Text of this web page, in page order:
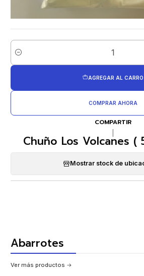
Cantidad
AGREGAR AL CARRO
COMPRAR AHORA
COMPARTIR
Chuño Los Volcanes
Mostrar stock de
Abarrotes
Ver más productos